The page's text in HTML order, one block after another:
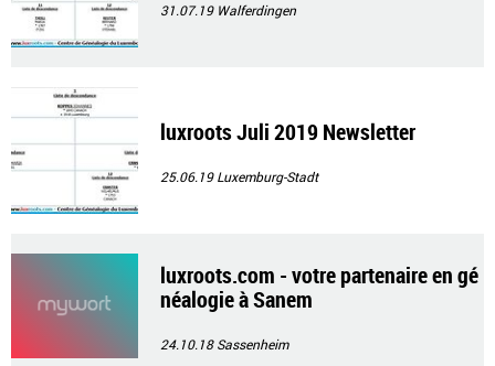
31.07.19 Walferdingen
luxroots Juli 2019 Newsletter
25.06.19Luxemburg-Stadt
luxroots.com - votre partenaire en gé
néalogie à Sanem
24.10.18Sassenheim